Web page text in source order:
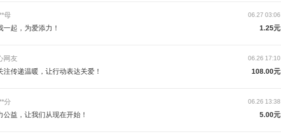
母 06.27 03:06
一起，为爱添力！ 1.25元
网友 06.26 17:10
注传递温暖，让行动表达关爱！ 108.00元
分 06.26 13:38
公益，让我们从现在开始！ 5.00元